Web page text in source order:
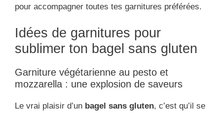
pour accompagner toutes tes garnitures préférées.
Idées de garnitures pour
sublimer ton bagel sans gluten
Garniture végétarienne au pesto et
mozzarella : une explosion de saveurs
Le vrai plaisir d’un bagel sans gluten, c’est qu’il se